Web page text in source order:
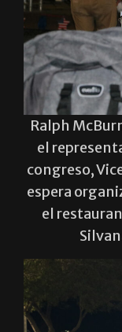
Ralph
el
congreso,
espera
el